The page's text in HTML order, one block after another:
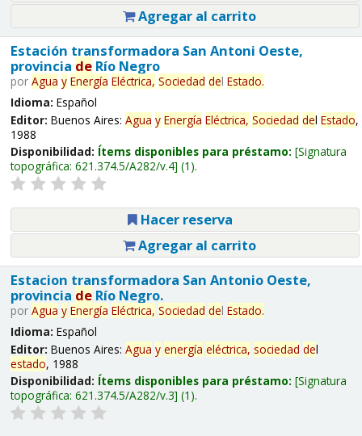
Agregar al carrito
Estación transformadora San Antoni Oeste,
provincia deRío Negro
por Agua y Energía Eléctrica, Sociedad del Estado.
Idioma: Español
Editor: Buenos Aires: Agua y Energía Eléctrica, Sociedad del Estado,
1988
Disponibilidad: Ítems disponibles para préstamo: Signatura
topográfica: 621.374.5/A282/v.4 (1).
Hacer reserva
Agregar al carrito
Estacion transformadora San Antonio Oeste,
provincia deRío Negro.
por Agua y Energía Eléctrica, Sociedad del Estado.
Idioma: Español
Editor: Buenos Aires: Agua y energía eléctrica, sociedad del
estado, 1988
Disponibilidad: Ítems disponibles para préstamo: Signatura
topográfica: 621.374.5/A282/v.3 (1).